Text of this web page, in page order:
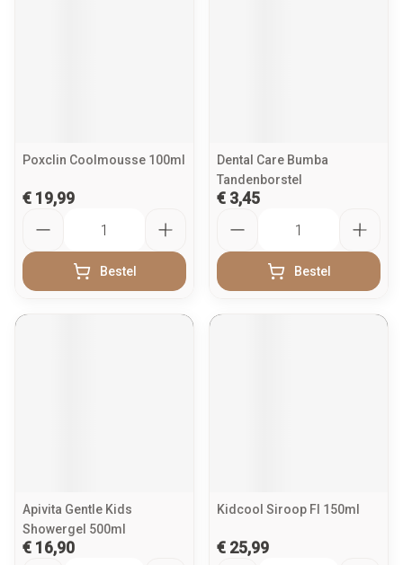
Poxclin Coolmousse 100ml
€ 19,99
Bestel
Dental Care Bumba
Tandenborstel
€ 3,45
Bestel
Apivita Gentle Kids
Showergel 500ml
€ 16,90
Kidcool Siroop Fl 150ml
€ 25,99